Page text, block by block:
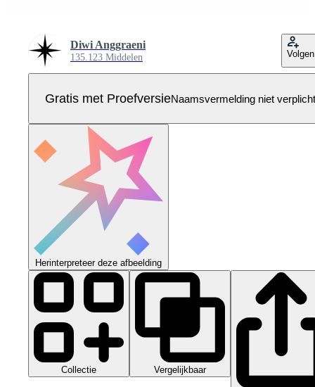
Diwi Anggraeni
135.123 Middelen Volgen
Gratis met ProefversieNaamsvermelding niet verplicht
Herinterpreteer deze afbeelding
Collectie Vergelijkbaar